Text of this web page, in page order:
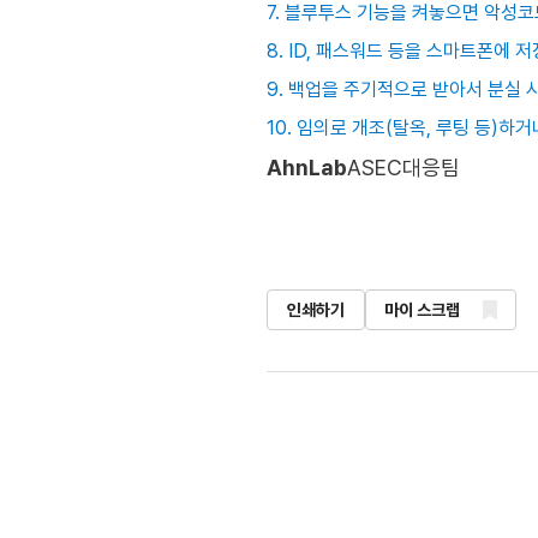
7. 블루투스 기능을 켜놓으면 악성
8. ID, 패스워드 등을 스마트폰에
9. 백업을 주기적으로 받아서 분실
10. 임의로 개조(탈옥, 루팅 등)하
AhnLabASEC대응팀
인쇄하기 마이 스크랩